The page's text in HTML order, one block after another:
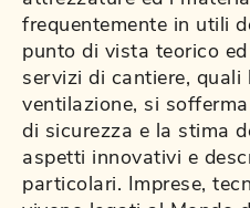
frequentemente in utili
punto di vista teorico
servizi di cantiere, quali
ventilazione, si
di sicurezza e la stima
aspetti innovativi e
particolari. Imprese,